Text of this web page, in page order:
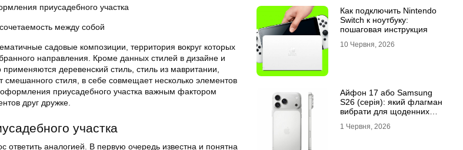
приусадебного участка
между собой
садовые композиции, территория вокруг которых
направления. Кроме данных стилей в дизайне и
деревенский стиль, стиль из мавритании,
смешанного стиля, в себе совмещает несколько элементов
приусадебного участка важным фактором
друг дружке.
участка
ответить аналогией. В первую очередь известна и понятна
Как подключить Nintendo
Switch к ноутбуку:
пошаговая инструкция
10 Червня, 2026
Айфон 17 або Samsung
S26 (серія): який флагман
вибрати для щоденних
1 Червня, 2026